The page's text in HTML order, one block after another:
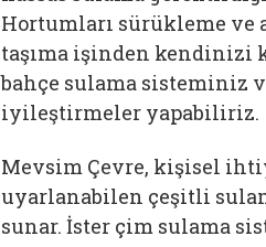
Hortumları sürükleme ve
taşıma işinden kendinizi
bahçe sulama sisteminiz
iyileştirmeler yapabiliriz.
Mevsim Çevre, kişisel
uyarlanabilen çeşitli
sunar. İster çim sulama